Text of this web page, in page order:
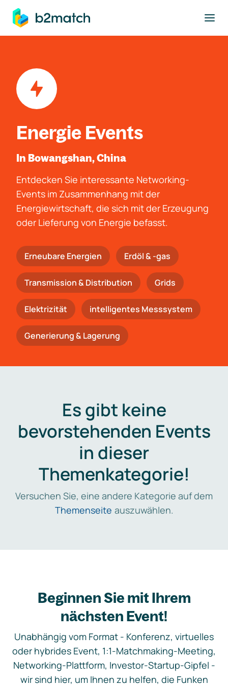
springen
Energie Events
In Bowangshan, China
Entdecken Sie interessante Networking-
Events im Zusammenhang mit der
Energiewirtschaft, die sich mit der Erzeugung
oder Lieferung von Energie befasst.
Erneubare Energien Erdöl & -gas
Trans­mis­si­on & Distribution Grids
Elektrizität intelligentes Messsystem
Generierung & Lagerung
Es gibt keine
bevorstehenden Events
in dieser
Themenkategorie!
Versuchen Sie, eine andere Kategorie auf dem
Themenseite auszuwählen.
Beginnen Sie mit Ihrem
nächsten Event!
Unabhängig vom Format - Konferenz, virtuelles
oder hybrides Event, 1:1-Matchmaking-Meeting,
Networking-Plattform, Investor-Startup-Gipfel -
wir sind hier, um Ihnen zu helfen, die Funken